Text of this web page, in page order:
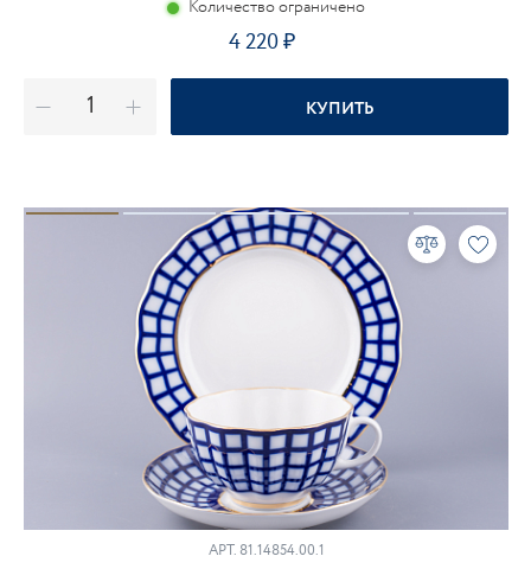
Количество ограничено
4 220
КУПИТЬ
АРТ.81.14854.00.1